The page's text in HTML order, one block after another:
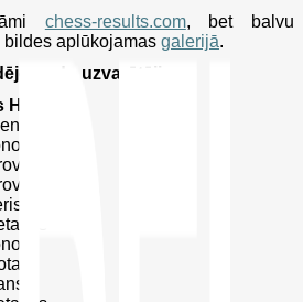
chess-results.com, bet balvu
bildes aplūkojamas galerijā.
gadu uzvarētāji